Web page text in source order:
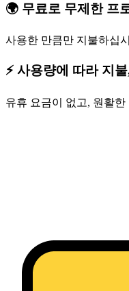
🌍 무료로 무제한 프
사용한 만큼만 지불하십
⚡ 사용량에 따라 지
유휴 요금이 없고, 원활